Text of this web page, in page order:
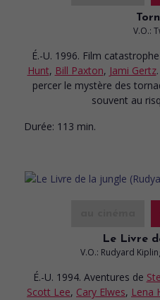
V.O.:
É.-U. 1996. Film catastrophe
Hunt, Bill Paxton, Jami Gertz
percer le mystère des
souvent au
Durée: 113 min.
Le Livre
V.O.: Rudyard
É.-U. 1994. Aventures de
Scott Lee, Cary Elwes, Lena